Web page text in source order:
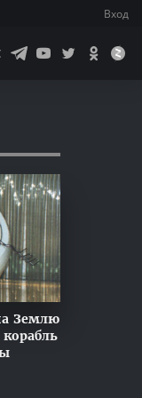
Вход
Землю